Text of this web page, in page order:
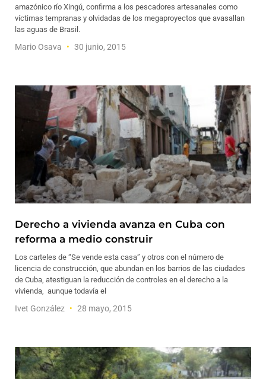
amazónico río Xingú, confirma a los pescadores artesanales como
víctimas tempranas y olvidadas de los megaproyectos que avasallan
las aguas de Brasil.
Mario Osava 30 junio, 2015
Derecho a vivienda avanza en Cuba con
reforma a medio construir
Los carteles de “Se vende esta casa” y otros con el número de
licencia de construcción, que abundan en los barrios de las ciudades
de Cuba, atestiguan la reducción de controles en el derecho a la
vivienda, aunque todavía el
Ivet González 28 mayo, 2015